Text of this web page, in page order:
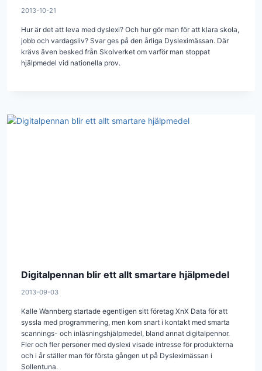
2013-10-21
Hur är det att leva med dyslexi? Och hur gör man för att klara skola,
jobb och vardagsliv? Svar ges på den årliga Dysleximässan. Där
krävs även besked från Skolverket om varför man stoppat
hjälpmedel vid nationella prov.
Digitalpennan blir ett allt smartare hjälpmedel
2013-09-03
Kalle Wannberg startade egentligen sitt företag XnX Data för att
syssla med programmering, men kom snart i kontakt med smarta
scannings- och inläsningshjälpmedel, bland annat digitalpennor.
Fler och fler personer med dyslexi visade intresse för produkterna
och i år ställer man för första gången ut på Dysleximässan i
Sollentuna.